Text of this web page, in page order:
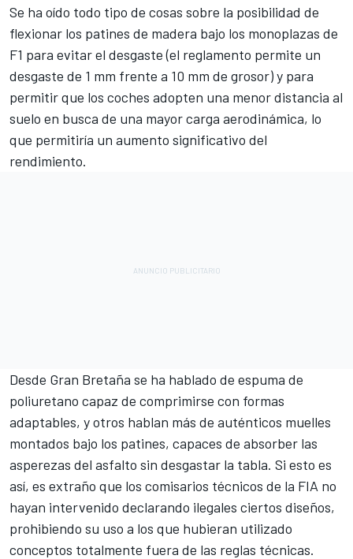
Se ha oído todo tipo de cosas sobre la posibilidad de
flexionar los patines de madera bajo los monoplazas de
F1 para evitar el desgaste (el reglamento permite un
desgaste de 1 mm frente a 10 mm de grosor) y para
permitir que los coches adopten una menor distancia al
suelo en busca de una mayor carga aerodinámica, lo
que permitiría un aumento significativo del
rendimiento.
Desde Gran Bretaña se ha hablado de espuma de
poliuretano capaz de comprimirse con formas
adaptables, y otros hablan más de auténticos muelles
montados bajo los patines, capaces de absorber las
asperezas del asfalto sin desgastar la tabla. Si esto es
así, es extraño que los comisarios técnicos de la FIA no
hayan intervenido declarando ilegales ciertos diseños,
prohibiendo su uso a los que hubieran utilizado
conceptos totalmente fuera de las reglas técnicas.